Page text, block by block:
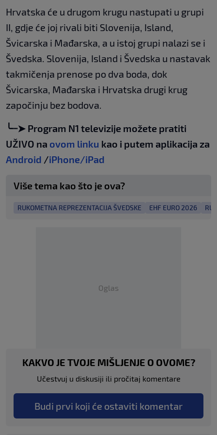
Hrvatska će u drugom krugu nastupati u grupi
II, gdje će joj rivali biti Slovenija, Island,
Švicarska i Mađarska, a u istoj grupi nalazi se i
Švedska. Slovenija, Island i Švedska u nastavak
takmičenja prenose po dva boda, dok
Švicarska, Mađarska i Hrvatska drugi krug
započinju bez bodova.
╰┈➤ Program N1 televizije možete pratiti
UŽIVO na ovom linku kao i putem aplikacija za
Android /iPhone/iPad
Više tema kao što je ova?
RUKOMETNA REPREZENTACIJA ŠVEDSKE EHF EURO 2026
Oglas
KAKVO JE TVOJE MIŠLJENJE O OVOME?
Učestvuj u diskusiji ili pročitaj komentare
Budi prvi koji će ostaviti komentar